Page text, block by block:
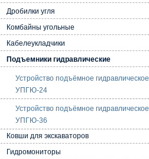
Дробилки угля
Комбайны угольные
Кабелеукладчики
Подъемники гидравлические
Устройство подъёмное гидравлическое
УПГЮ-24
Устройство подъёмное гидравлическое
УПГЮ-36
Ковши для экскаваторов
Гидромониторы